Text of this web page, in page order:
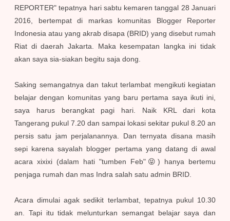
REPORTER" tepatnya hari sabtu kemaren tanggal 28 Januari
2016, bertempat di markas komunitas Blogger Reporter
Indonesia atau yang akrab disapa (BRID) yang disebut rumah
Riat di daerah Jakarta. Maka kesempatan langka ini tidak
akan saya sia-siakan begitu saja dong.
Saking semangatnya dan takut terlambat mengikuti kegiatan
belajar dengan komunitas yang baru pertama saya ikuti ini,
saya harus berangkat pagi hari. Naik KRL dari kota
Tangerang pukul 7.20 dan sampai lokasi sekitar pukul 8.20 an
persis satu jam perjalanannya. Dan ternyata disana masih
sepi karena sayalah blogger pertama yang datang di awal
acara xixixi (dalam hati "tumben Feb"😝) hanya bertemu
penjaga rumah dan mas Indra salah satu admin BRID.
Acara dimulai agak sedikit terlambat, tepatnya pukul 10.30
an. Tapi itu tidak melunturkan semangat belajar saya dan